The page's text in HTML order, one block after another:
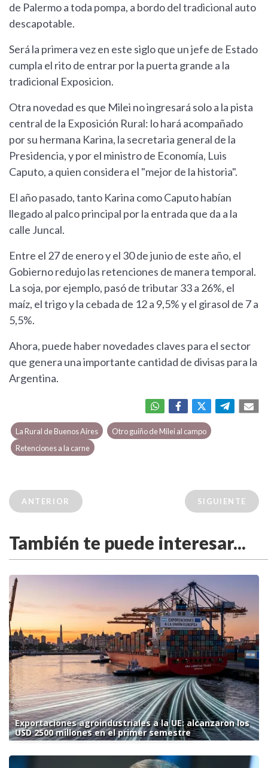
de Palermo a toda pompa, a bordo del tradicional auto
descapotable.
Será la primera vez en este siglo que un jefe de Estado
cumpla el rito de entrar por la puerta grande a la
tradicional Exposicion.
Otra novedad es que Milei no ingresará solo a la pista
central de la Exposición Rural: lo hará acompañado
por su hermana Karina, la secretaria general de la
Presidencia, y por el ministro de Economía, Luis
Caputo, a quien considera el "mejor de la historia".
El año pasado, tanto Karina como Caputo habían
llegado al palco principal por la entrada que da a la
calle Juncal.
Entre el 27 de enero y el 30 de junio de este año, el
Gobierno redujo las retenciones de manera temporal.
La soja, por ejemplo, pasó de tributar 33 a 26%, el
maíz, el trigo y la cebada de 12 a 9,5% y el girasol de 7 a
5,5%.
Ahora, puede haber novedades claves para el sector
que genera una importante cantidad de divisas para la
Argentina.
La Rural de Buenos Aires
Otro guiño de Milei al campo
Retenciones a la carne
ANTERIOR SIGUIENTE
También te puede interesar...
Exportaciones agroindustriales a la UE: alcanzaron los
USD 2500 millones en el primer semestre